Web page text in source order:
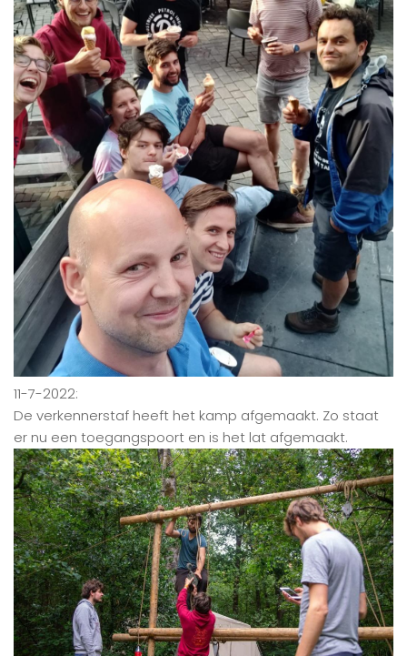
11-7-2022:
De verkennerstaf heeft het kamp afgemaakt. Zo staat
er nu een toegangspoort en is het lat afgemaakt.